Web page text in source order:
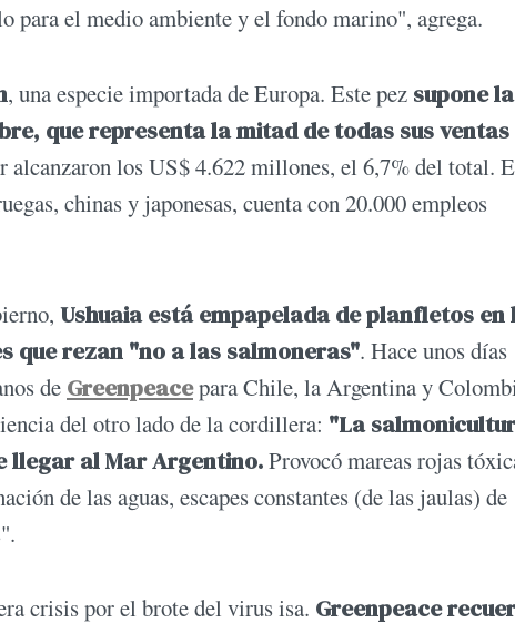
para el medio ambiente y el fondo marino", agrega.
, una especie importada de Europa. Este pez supone la
que representa la mitad de todas sus ventas
alcanzaron los US$ 4.622 millones, el 6,7% del total.
chinas y japonesas, cuenta con 20.000 empleos
Ushuaia está empapelada de planfletos en
que rezan "no a las salmoneras". Hace unos días
de Greenpeacepara Chile, la Argentina y
del otro lado de la cordillera: "La
llegar al Mar Argentino.Provocó mareas rojas
de las aguas, escapes constantes (de las jaulas) de
crisis por el brote del virus isa. Greenpeace